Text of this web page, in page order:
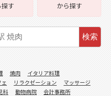
す
から探す
検索
焼肉
イタリア料理
リラクゼーション
マッサージ
科 動物病院
会計事務所